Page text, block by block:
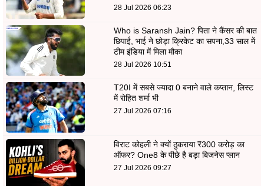
28 Jul 2026 06:23
Who is Saransh Jain? पिता ने कैंसर की बात
छिपाई, भाई ने छोड़ा क्रिकेट का सपना,33 साल में
टीम इंडिया में मिला मौका
28 Jul 2026 10:51
T20I में सबसे ज्यादा 0 बनाने वाले कप्तान, लिस्ट
में रोहित शर्मा भी
27 Jul 2026 07:16
विराट कोहली ने क्यों ठुकराया ₹300 करोड़ का
ऑफर? One8 के पीछे है बड़ा बिजनेस प्लान
27 Jul 2026 09:27